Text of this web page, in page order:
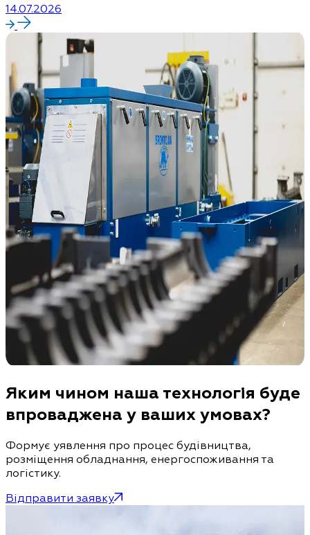
14.07.2026
Яким чином наша технологія буде
впроваджена у ваших умовах?
Формує уявлення про процес будівництва,
розміщення обладнання, енергоспоживання та
логістику.
Відправити заявку